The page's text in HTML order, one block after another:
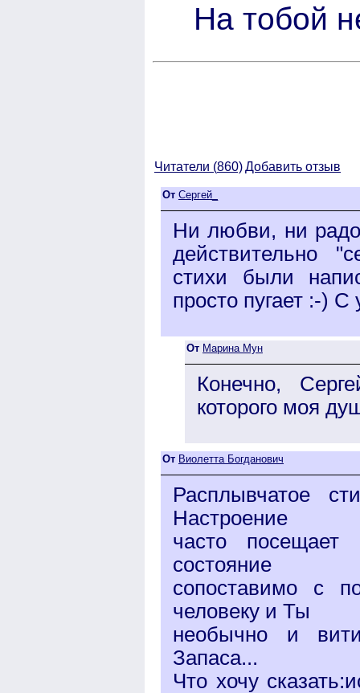
На тобой
Читатели (860)Добавить отзыв
От Сергей_
Ни любви, ни
действительно
стихи были
просто пугает :-)
От Марина Мун
Конечно,
которого моя
От Виолетта Богданович
Расплывчатое
Настроение
часто посещает
состояние
сопоставимо с
человеку и Ты
необычно и
Запаса...
Что хочу